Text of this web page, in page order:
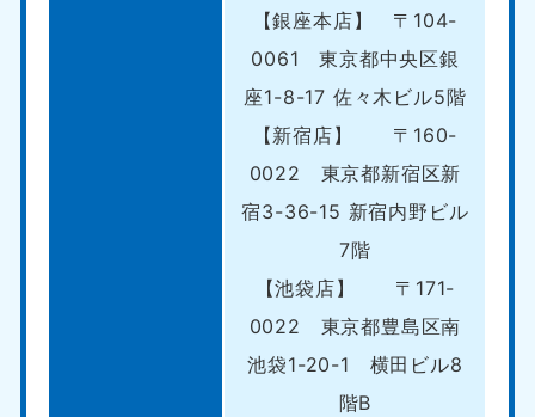
【銀座本店】 〒104-
0061 東京都中央区銀
座1-8-17 佐々木ビル5階
【新宿店】 〒160-
0022 東京都新宿区新
宿3-36-15 新宿内野ビル
7階
【池袋店】 〒171-
0022 東京都豊島区南
池袋1-20-1 横田ビル8
階B